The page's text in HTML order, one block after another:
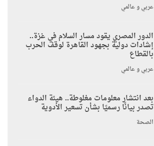
عربي و عالمي
الدور المصري يقود مسار السلام في غزة..
إشادات دولية بجهود القاهرة لوقف الحرب
بالقطاع
عربي و عالمي
بعد انتشار معلومات مغلوطة.. هيئة الدواء
تصدر بيانًا رسميًا بشأن تسعير الأدوية
الصحة